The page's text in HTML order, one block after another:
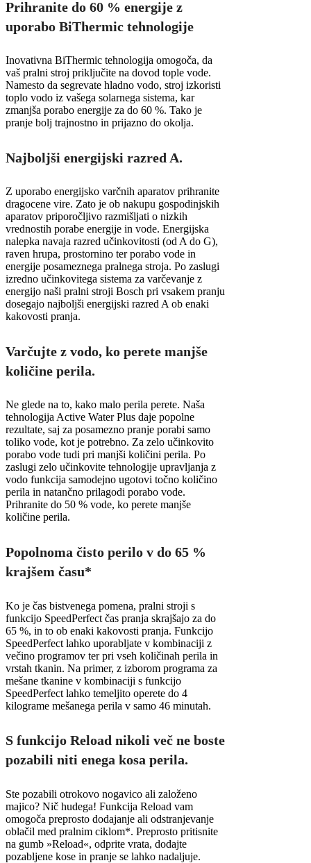
Prihranite do 60 % energije z
uporabo BiThermic tehnologije
Inovativna BiThermic tehnologija omogoča, da
vaš pralni stroj priključite na dovod tople vode.
Namesto da segrevate hladno vodo, stroj izkoristi
toplo vodo iz vašega solarnega sistema, kar
zmanjša porabo energije za do 60 %. Tako je
pranje bolj trajnostno in prijazno do okolja.
Najboljši energijski razred A.
Z uporabo energijsko varčnih aparatov prihranite
dragocene vire. Zato je ob nakupu gospodinjskih
aparatov priporočljivo razmišljati o nizkih
vrednostih porabe energije in vode. Energijska
nalepka navaja razred učinkovitosti (od A do G),
raven hrupa, prostornino ter porabo vode in
energije posameznega pralnega stroja. Po zaslugi
izredno učinkovitega sistema za varčevanje z
energijo naši pralni stroji Bosch pri vsakem pranju
dosegajo najboljši energijski razred A ob enaki
kakovosti pranja.
Varčujte z vodo, ko perete manjše
količine perila.
Ne glede na to, kako malo perila perete. Naša
tehnologija Active Water Plus daje popolne
rezultate, saj za posamezno pranje porabi samo
toliko vode, kot je potrebno. Za zelo učinkovito
porabo vode tudi pri manjši količini perila. Po
zaslugi zelo učinkovite tehnologije upravljanja z
vodo funkcija samodejno ugotovi točno količino
perila in natančno prilagodi porabo vode.
Prihranite do 50 % vode, ko perete manjše
količine perila.
Popolnoma čisto perilo v do 65 %
krajšem času*
Ko je čas bistvenega pomena, pralni stroji s
funkcijo SpeedPerfect čas pranja skrajšajo za do
65 %, in to ob enaki kakovosti pranja. Funkcijo
SpeedPerfect lahko uporabljate v kombinaciji z
večino programov ter pri vseh količinah perila in
vrstah tkanin. Na primer, z izborom programa za
mešane tkanine v kombinaciji s funkcijo
SpeedPerfect lahko temeljito operete do 4
kilograme mešanega perila v samo 46 minutah.
S funkcijo Reload nikoli več ne boste
pozabili niti enega kosa perila.
Ste pozabili otrokovo nogavico ali založeno
majico? Nič hudega! Funkcija Reload vam
omogoča preprosto dodajanje ali odstranjevanje
oblačil med pralnim ciklom*. Preprosto pritisnite
na gumb »Reload«, odprite vrata, dodajte
pozabljene kose in pranje se lahko nadaljuje.